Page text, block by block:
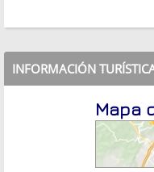
INFORMACIÓN
Mapa